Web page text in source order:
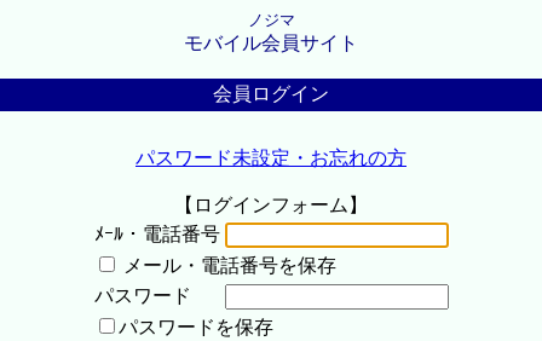
ノジマ
モバイル会員サイト
会員ログイン
パスワード未設定・お忘れの方
【ログインフォーム】
ﾒｰﾙ・電話番号
メール・電話番号を保存
パスワード
パスワードを保存